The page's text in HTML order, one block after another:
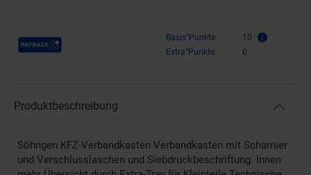
Payback Punkte Basis°Punkte:
10
Extra°Punkte:
0
Produktbeschreibung
Söhngen KFZ-Verbandkasten Verbandkasten mit Scharnier
und Verschlusslaschen und Siebdruckbeschriftung. Innen